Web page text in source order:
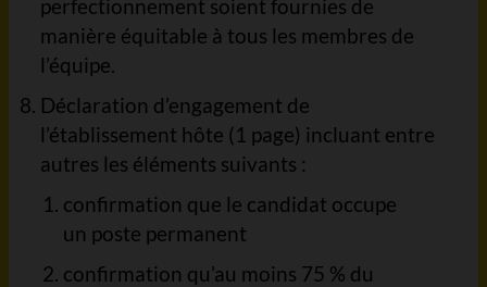
perfectionnement soient fournies de
manière équitable à tous les membres de
l’équipe.
Déclaration d’engagement de
l’établissement hôte (1 page) incluant entre
autres les éléments suivants :
confirmation que le candidat occupe
un poste permanent
confirmation qu’au moins 75 % du